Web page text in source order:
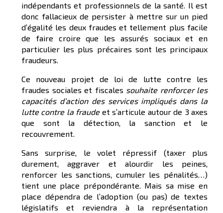
indépendants et professionnels de la santé. Il est
donc fallacieux de persister à mettre sur un pied
d’égalité les deux fraudes et tellement plus facile
de faire croire que les assurés sociaux et en
particulier les plus précaires sont les principaux
fraudeurs.
Ce nouveau projet de loi de lutte contre les
fraudes sociales et fiscales souhaite renforcer les
capacités d’action des services impliqués dans la
lutte contre la fraude et s’articule autour de 3 axes
que sont la détection, la sanction et le
recouvrement.
Sans surprise, le volet répressif (taxer plus
durement, aggraver et alourdir les peines,
renforcer les sanctions, cumuler les pénalités…)
tient une place prépondérante. Mais sa mise en
place dépendra de l’adoption (ou pas) de textes
législatifs et reviendra à la représentation